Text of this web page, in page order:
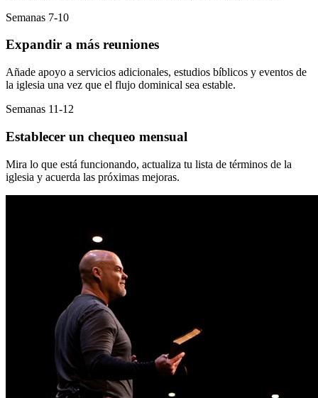
Semanas 7-10
Expandir a más reuniones
Añade apoyo a servicios adicionales, estudios bíblicos y eventos de
la iglesia una vez que el flujo dominical sea estable.
Semanas 11-12
Establecer un chequeo mensual
Mira lo que está funcionando, actualiza tu lista de términos de la
iglesia y acuerda las próximas mejoras.